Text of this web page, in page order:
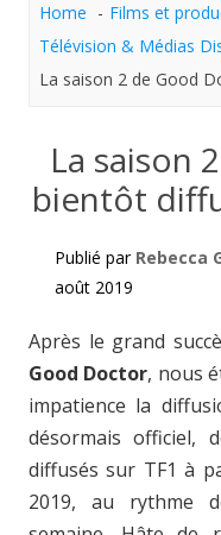
Home
Films et
Télévision & Médias
La saison 2 de Good
La saison
bientôt
Publié par Rebecca
août 2019
Après le grand
Good Doctor, nous
impatience la
désormais officiel,
diffusés sur TF1 à
2019, au rythme